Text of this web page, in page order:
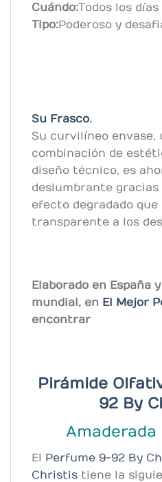
Cuándo:Todos los días
Tipo:Poderoso y
Su Frasco.
Su curvilíneo envase,
combinación de
diseño técnico, es
deslumbrante gracias
efecto degradado que
transparente a los
Elaborado en España
mundial, en El Mejor
encontrar
Pirámide
92 By
Amaderada
El Perfume 9-92 By
Christis tiene la